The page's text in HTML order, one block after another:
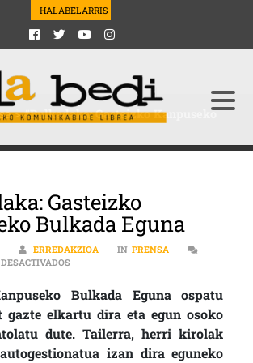
HALABELARRIS
>#Bulkadaka: Gasteizko Kanpuseko
Gasteizko
Bulkada Eguna
ERREDAKZIOA IN PRENSA
EN #BULKADAKA: GASTEIZKO
Bulkada Eguna ospatu
gazte elkartu dira eta egun osoko
dute. Tailerra, herri kirolak
izan dira eguneko